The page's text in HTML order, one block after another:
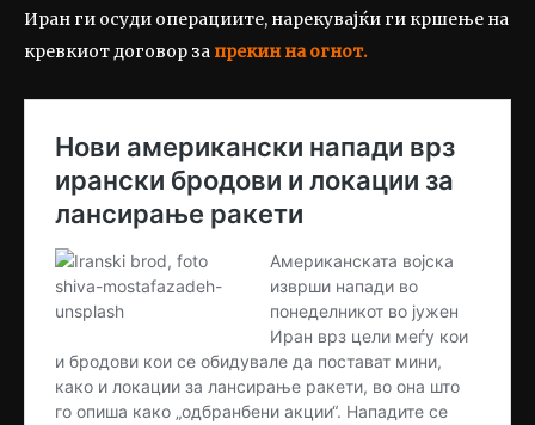
Иран ги осуди операциите, нарекувајќи ги кршење на
кревкиот договор за прекин на огнот.